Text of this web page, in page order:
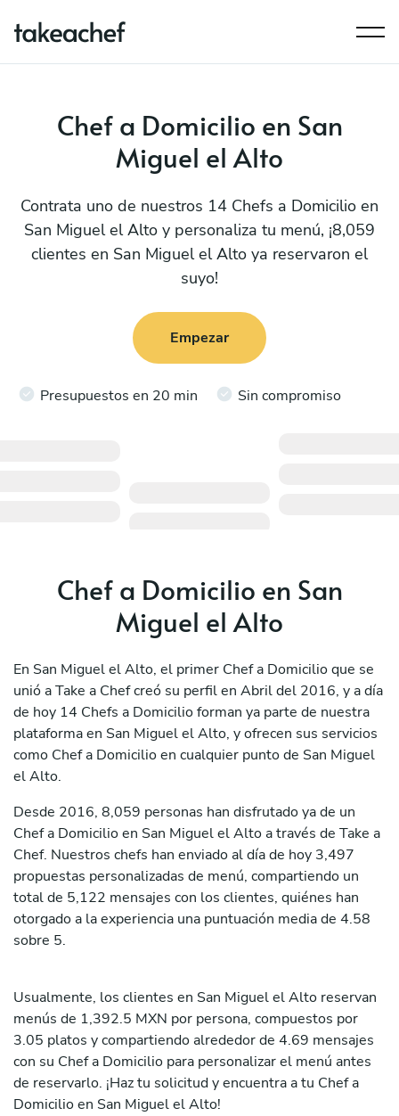
Chef a Domicilio en San
Miguel el Alto
Contrata uno de nuestros 14 Chefs a Domicilio en
San Miguel el Alto y personaliza tu menú, ¡8,059
clientes en San Miguel el Alto ya reservaron el
suyo!
Empezar
Presupuestos en 20 min Sin compromiso
Chef a Domicilio en San
Miguel el Alto
En San Miguel el Alto, el primer Chef a Domicilio que se
unió a Take a Chef creó su perfil en Abril del 2016, y a día
de hoy 14 Chefs a Domicilio forman ya parte de nuestra
plataforma en San Miguel el Alto, y ofrecen sus servicios
como Chef a Domicilio en cualquier punto de San Miguel
el Alto.
Desde 2016, 8,059 personas han disfrutado ya de un
Chef a Domicilio en San Miguel el Alto a través de Take a
Chef. Nuestros chefs han enviado al día de hoy 3,497
propuestas personalizadas de menú, compartiendo un
total de 5,122 mensajes con los clientes, quiénes han
otorgado a la experiencia una puntuación media de 4.58
sobre 5.
Usualmente, los clientes en San Miguel el Alto reservan
menús de 1,392.5 MXN por persona, compuestos por
3.05 platos y compartiendo alrededor de 4.69 mensajes
con su Chef a Domicilio para personalizar el menú antes
de reservarlo. ¡Haz tu solicitud y encuentra a tu Chef a
Domicilio en San Miguel el Alto!